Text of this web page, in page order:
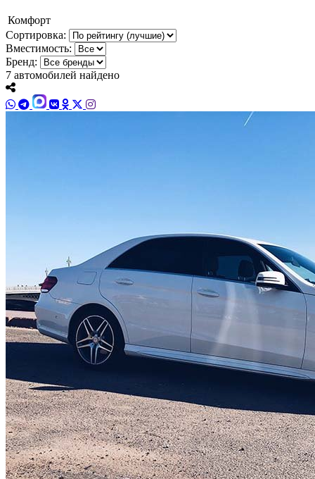
Комфорт
Сортировка:
Вместимость:
Бренд:
7 автомобилей найдено